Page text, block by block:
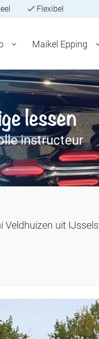
lessen
instructeur
Veldhuizen uit
Flexibel
Maikel Epping